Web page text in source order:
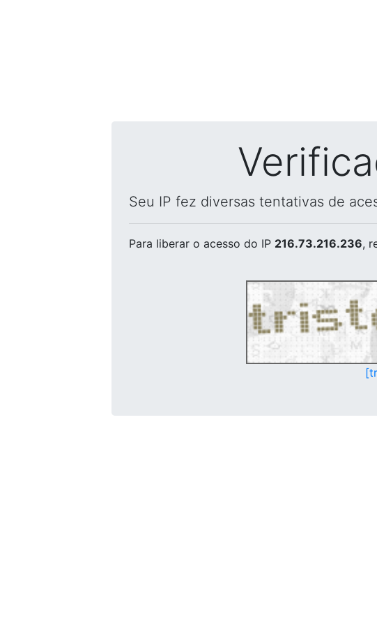
Seu IP fez diversas tentativas de
Para liberar o acesso do IP 216.73.216.236,